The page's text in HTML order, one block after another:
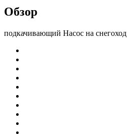
Обзор
подкачивающий Насос на снегоход